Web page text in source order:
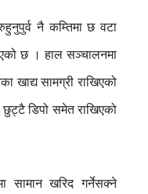
नै कम्तिमा छ वटा
छ । हाल सञ्चालनमा
खाद्य सामग्री राखिएको
डिपो समेत राखिएको
सामान खरिद गर्नेसक्ने